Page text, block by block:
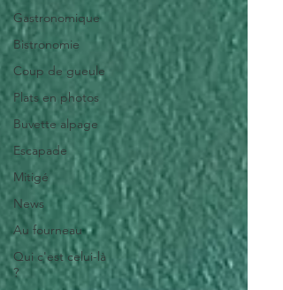
Gastronomique
Bistronomie
Coup de gueule
Plats en photos
Buvette alpage
Escapade
Mitigé
News
Au fourneau
Qui c'est celui-là
?